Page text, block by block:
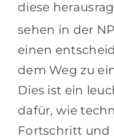
diese
sehen in der NP
einen
dem Weg zu
Dies ist ein
dafür, wie
Fortschritt und